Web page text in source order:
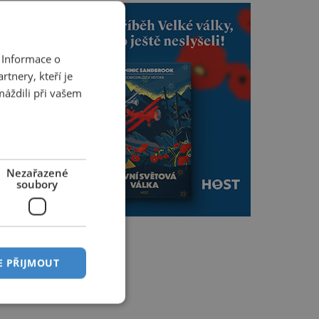
o
kteří je
při vašem
Nezařazené
soubory
PŘIJMOUT